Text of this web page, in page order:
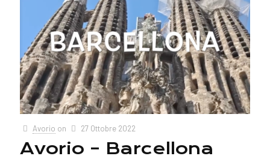
Avorio on 27 Ottobre 2022
Avorio – Barcellona